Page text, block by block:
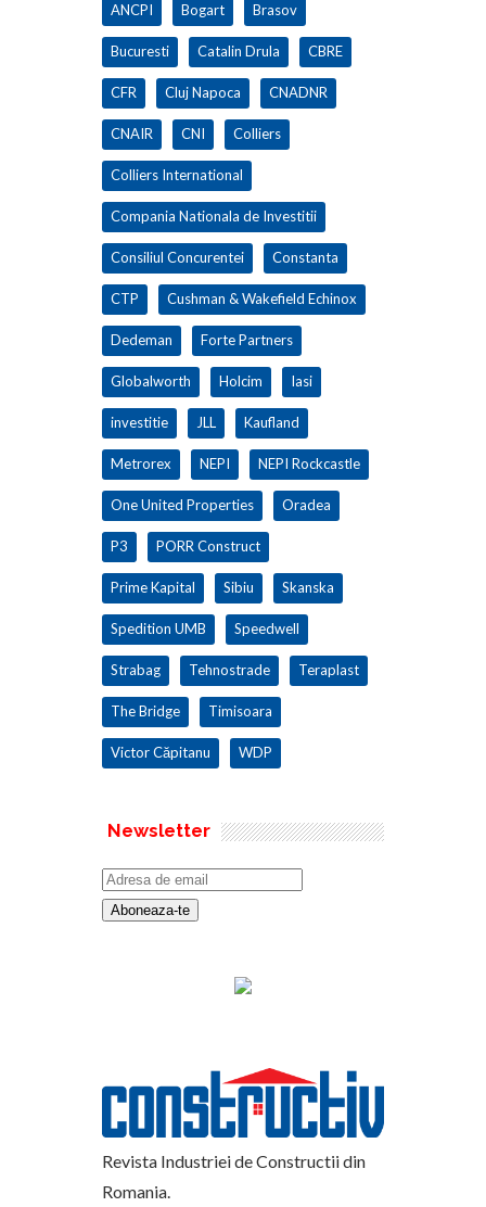
ANCPI Bogart Brasov
Bucuresti Catalin Drula CBRE
CFR Cluj Napoca CNADNR
CNAIR CNI Colliers
Colliers International
Compania Nationala de Investitii
Consiliul Concurentei Constanta
CTP Cushman & Wakefield Echinox
Dedeman Forte Partners
Globalworth Holcim Iasi
investitie JLL Kaufland
Metrorex NEPI NEPI Rockcastle
One United Properties Oradea
P3 PORR Construct
Prime Kapital Sibiu Skanska
Spedition UMB Speedwell
Strabag Tehnostrade Teraplast
The Bridge Timisoara
Victor Căpitanu WDP
Newsletter
Revista Industriei de Constructii din
Romania.